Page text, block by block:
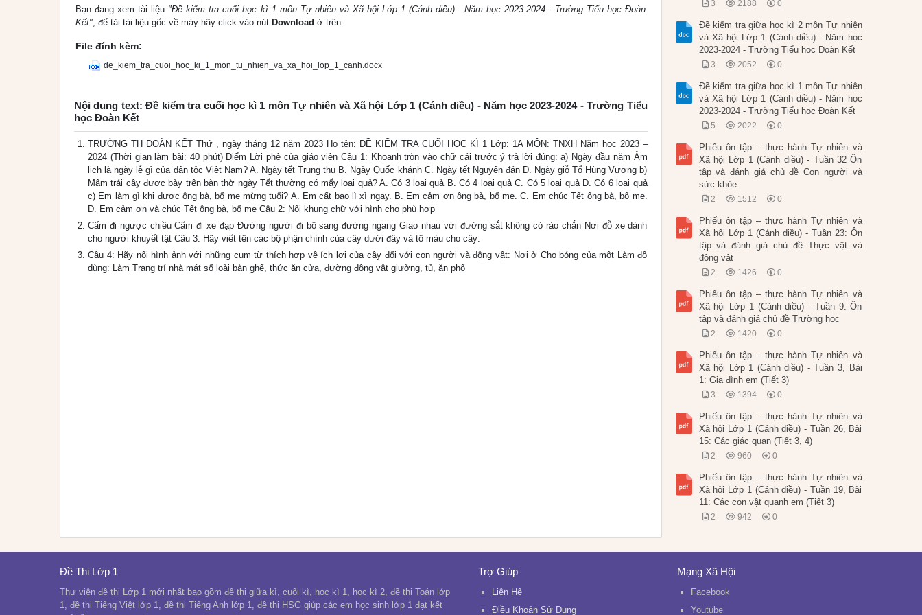
Bạn đang xem tài liệu "Đề kiểm tra cuối học kì 1 môn Tự nhiên và Xã hội Lớp 1 (Cánh diều) - Năm học 2023-2024 - Trường Tiểu học Đoàn
Kết", để tải tài liệu gốc về máy hãy click vào nút Download ở trên.
File đính kèm:
de_kiem_tra_cuoi_hoc_ki_1_mon_tu_nhien_va_xa_hoi_lop_1_canh.docx
Nội dung text: Đề kiểm tra cuối học kì 1 môn Tự nhiên và Xã hội Lớp 1 (Cánh diều) - Năm học 2023-2024 - Trường Tiểu
học Đoàn Kết
TRƯỜNG TH ĐOÀN KẾT Thứ , ngày tháng 12 năm 2023 Họ tên: ĐỀ KIỂM TRA CUỐI HỌC KÌ 1 Lớp: 1A MÔN: TNXH Năm học 2023 –
2024 (Thời gian làm bài: 40 phút) Điểm Lời phê của giáo viên Câu 1: Khoanh tròn vào chữ cái trước ý trả lời đúng: a) Ngày đầu năm Âm
lịch là ngày lễ gì của dân tộc Việt Nam? A. Ngày tết Trung thu B. Ngày Quốc khánh C. Ngày tết Nguyên đán D. Ngày giỗ Tổ Hùng Vương b)
Mâm trái cây được bày trên bàn thờ ngày Tết thường có mấy loại quả? A. Có 3 loại quả B. Có 4 loại quả C. Có 5 loại quả D. Có 6 loại quả
c) Em làm gì khi được ông bà, bố mẹ mừng tuổi? A. Em cất bao lì xì ngay. B. Em cảm ơn ông bà, bố mẹ. C. Em chúc Tết ông bà, bố mẹ.
D. Em cảm ơn và chúc Tết ông bà, bố mẹ Câu 2: Nối khung chữ với hình cho phù hợp
Cấm đi ngược chiều Cấm đi xe đạp Đường người đi bộ sang đường ngang Giao nhau với đường sắt không có rào chắn Nơi đỗ xe dành
cho người khuyết tật Câu 3: Hãy viết tên các bộ phận chính của cây dưới đây và tô màu cho cây:
Câu 4: Hãy nối hình ảnh với những cụm từ thích hợp về ích lợi của cây đối với con người và động vật: Nơi ở Cho bóng của một Làm đồ
dùng: Làm Trang trí nhà mát số loài bàn ghế, thức ăn cửa, đường động vật giường, tủ, ăn phố
3 2188 0
Đề kiểm tra giữa học kì 2 môn Tự nhiên
và Xã hội Lớp 1 (Cánh diều) - Năm học
2023-2024 - Trường Tiểu học Đoàn Kết
3 2052 0
Đề kiểm tra giữa học kì 1 môn Tự nhiên
và Xã hội Lớp 1 (Cánh diều) - Năm học
2023-2024 - Trường Tiểu học Đoàn Kết
5 2022 0
Phiếu ôn tập – thực hành Tự nhiên và
Xã hội Lớp 1 (Cánh diều) - Tuần 32 Ôn
tập và đánh giá chủ đề Con người và
sức khỏe
2 1512 0
Phiếu ôn tập – thực hành Tự nhiên và
Xã hội Lớp 1 (Cánh diều) - Tuần 23: Ôn
tập và đánh giá chủ đề Thực vật và
động vật
2 1426 0
Phiếu ôn tập – thực hành Tự nhiên và
Xã hội Lớp 1 (Cánh diều) - Tuần 9: Ôn
tập và đánh giá chủ đề Trường học
2 1420 0
Phiếu ôn tập – thực hành Tự nhiên và
Xã hội Lớp 1 (Cánh diều) - Tuần 3, Bài
1: Gia đình em (Tiết 3)
3 1394 0
Phiếu ôn tập – thực hành Tự nhiên và
Xã hội Lớp 1 (Cánh diều) - Tuần 26, Bài
15: Các giác quan (Tiết 3, 4)
2 960 0
Phiếu ôn tập – thực hành Tự nhiên và
Xã hội Lớp 1 (Cánh diều) - Tuần 19, Bài
11: Các con vật quanh em (Tiết 3)
2 942 0
Đề Thi Lớp 1
Thư viện đề thi Lớp 1 mới nhất bao gồm đề thi giữa kì, cuối kì, học kì 1, học kì 2, đề thi Toán lớp
1, đề thi Tiếng Việt lớp 1, đề thi Tiếng Anh lớp 1, đề thi HSG giúp các em học sinh lớp 1 đạt kết
Trợ Giúp
Liên Hệ
Điều Khoản Sử Dụng
Mạng Xã Hội
Facebook
Youtube